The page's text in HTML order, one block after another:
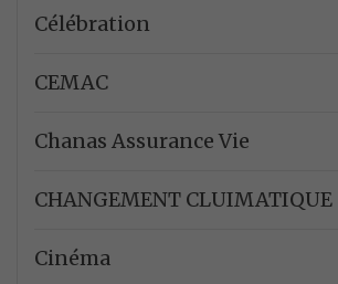
Célébration
CEMAC
Chanas Assurance Vie
CHANGEMENT CLUIMATIQUE
Cinéma